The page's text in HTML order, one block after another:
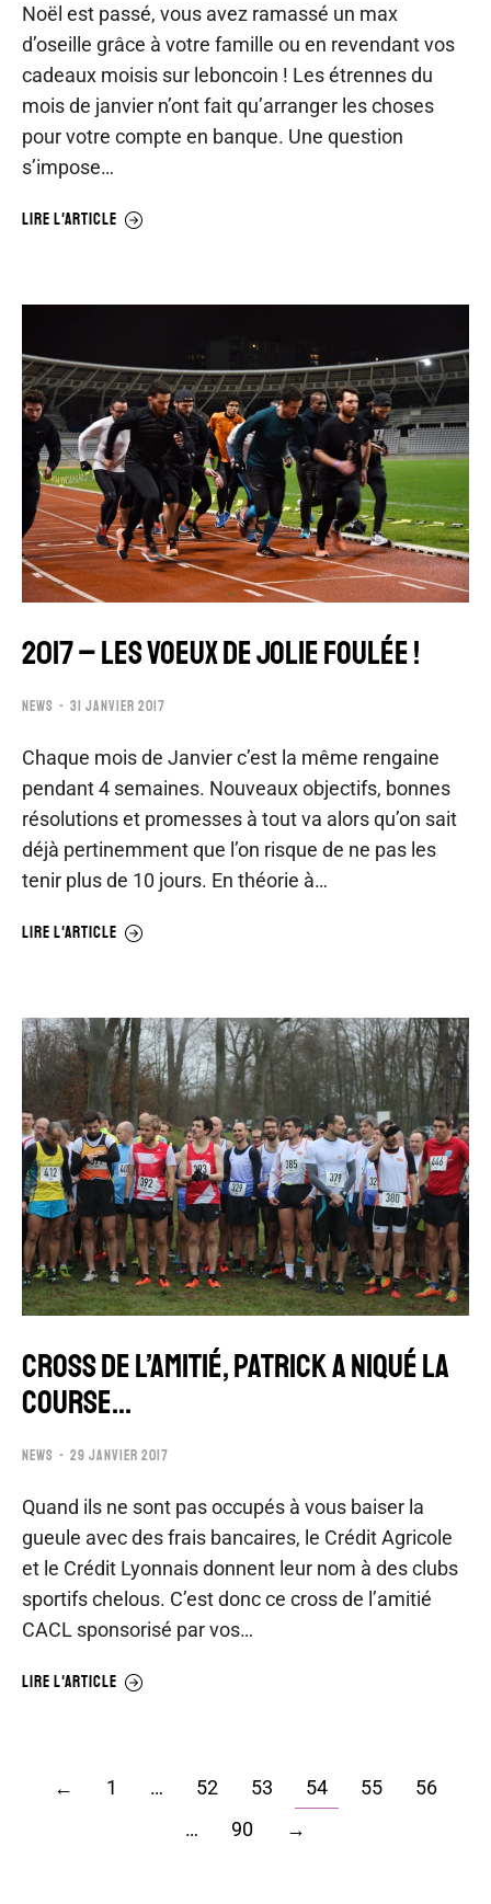
Noël est passé, vous avez ramassé un max
d’oseille grâce à votre famille ou en revendant vos
cadeaux moisis sur leboncoin ! Les étrennes du
mois de janvier n’ont fait qu’arranger les choses
pour votre compte en banque. Une question
s’impose…
LIRE L'ARTICLE
2017 – LES VOEUX DE JOLIE FOULÉE !
NEWS 31 JANVIER 2017
Chaque mois de Janvier c’est la même rengaine
pendant 4 semaines. Nouveaux objectifs, bonnes
résolutions et promesses à tout va alors qu’on sait
déjà pertinemment que l’on risque de ne pas les
tenir plus de 10 jours. En théorie à…
LIRE L'ARTICLE
CROSS DE L’AMITIÉ, PATRICK A NIQUÉ LA
COURSE…
NEWS 29 JANVIER 2017
Quand ils ne sont pas occupés à vous baiser la
gueule avec des frais bancaires, le Crédit Agricole
et le Crédit Lyonnais donnent leur nom à des clubs
sportifs chelous. C’est donc ce cross de l’amitié
CACL sponsorisé par vos…
LIRE L'ARTICLE
← 1 … 52 53 54 55
56
…
90 →